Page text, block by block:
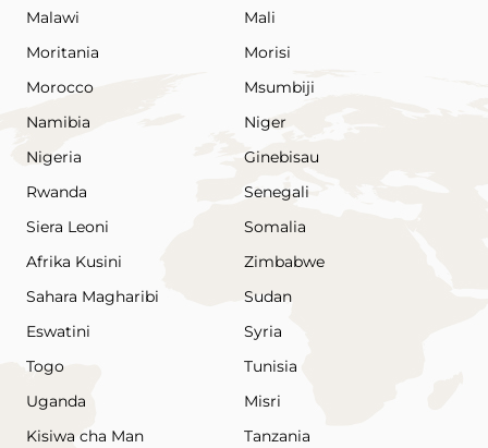
Malawi
Mali
Moritania
Morisi
Morocco
Msumbiji
Namibia
Niger
Nigeria
Ginebisau
Rwanda
Senegali
Siera Leoni
Somalia
Afrika Kusini
Zimbabwe
Sahara Magharibi
Sudan
Eswatini
Syria
Togo
Tunisia
Uganda
Misri
Kisiwa cha Man
Tanzania